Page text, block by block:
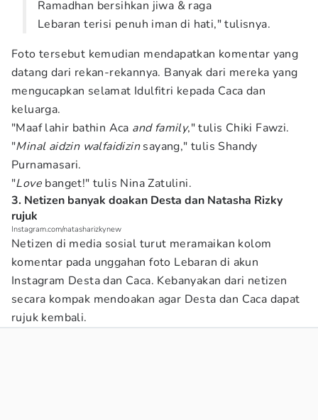
Ramadhan bersihkan jiwa & raga
Lebaran terisi penuh iman di hati," tulisnya.
Foto tersebut kemudian mendapatkan komentar yang
datang dari rekan-rekannya. Banyak dari mereka yang
mengucapkan selamat Idulfitri kepada Caca dan
keluarga.
"Maaf lahir bathin Aca and family," tulis Chiki Fawzi.
"Minal aidzin walfaidizinsayang," tulis Shandy
Purnamasari.
"Love banget!" tulis Nina Zatulini.
3. Netizen banyak doakan Desta dan Natasha Rizky
rujuk
Instagram.com/natasharizkynew
Netizen di media sosial turut meramaikan kolom
komentar pada unggahan foto Lebaran di akun
Instagram Desta dan Caca. Kebanyakan dari netizen
secara kompak mendoakan agar Desta dan Caca dapat
rujuk kembali.